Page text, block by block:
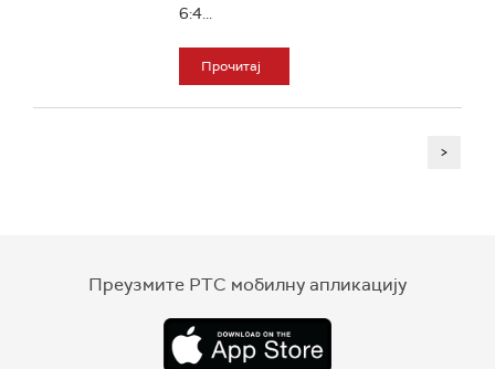
6:4...
Прочитај
>
Преузмите РТС мобилну апликацију